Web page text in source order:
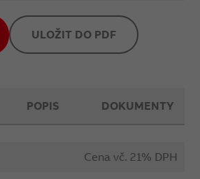
ULOŽIT DO PDF
Cena vč. 21% DPH
POPIS DOKUMENTY